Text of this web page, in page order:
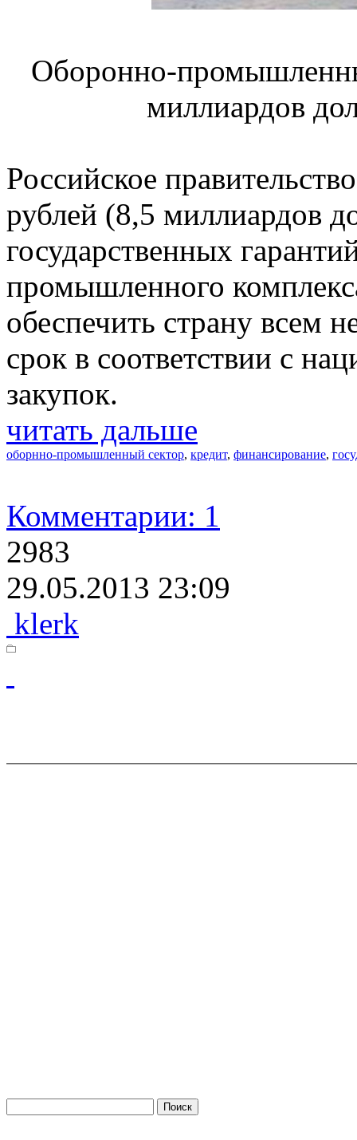
Оборонно-
миллиардов
Российское
рублей (8,5 миллиардов
государственных
промышленного
обеспечить страну всем
срок в соответствии с
закупок.
читать дальше
оборнно-промышленный сектор, кредит, финансирование,
Комментарии: 1
2983
29.05.2013 23:09
klerk